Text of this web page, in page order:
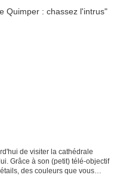
de visiter la cathédrale
Grâce à son (petit) télé-objectif
des couleurs que vous